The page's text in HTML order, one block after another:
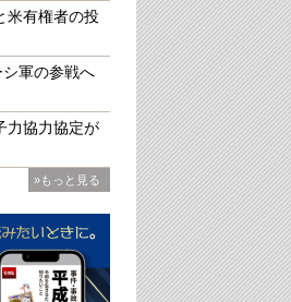
の開拓者たち（ilbusca/gettyimages）
米有権者の投
シ軍の参戦へ
力協力協定が
»もっと見る